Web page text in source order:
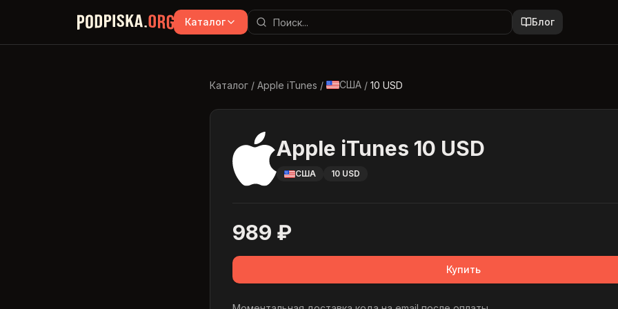
Перейти к основному содержимому
Каталог Блог
Каталог / Apple iTunes / США/ 10 USD
Apple iTunes 10 USD
США 10 USD
989 ₽
Купить